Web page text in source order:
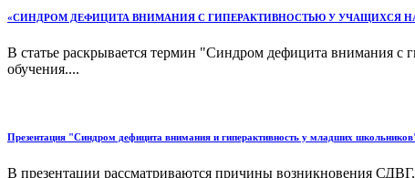
«СИНДРОМ ДЕФИЦИТА ВНИМАНИЯ С ГИПЕРАКТИВНОСТЬЮ У УЧАЩИХСЯ
В статье раскрывается термин "Синдром дефицита внимания
обучения....
Презентация "Синдром дефицита внимания и гиперактивность у младших
В презентации рассматриваются причины возникновения